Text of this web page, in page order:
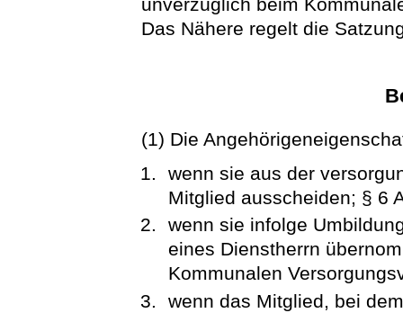
Das Nähere regelt die
(1) Die
wenn sie aus der
Mitglied ausscheiden; § 6
wenn sie infolge
eines Dienstherrn
Kommunalen
wenn das Mitglied, bei